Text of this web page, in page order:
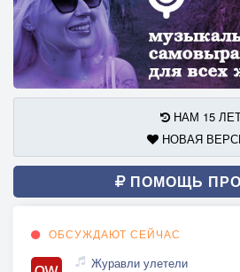
НАМ 15
НОВАЯ
ПОМОЩЬ
ОБСУЖДАЮТ СЕЙЧАС
Журавли улетели